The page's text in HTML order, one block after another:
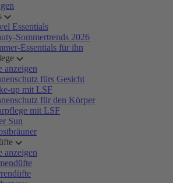
Essentials
Sommertrends 2026
Essentials für ihn
anzeigen
fürs Gesicht
up mit LSF
für den Körper
mit LSF
Sun
anzeigen